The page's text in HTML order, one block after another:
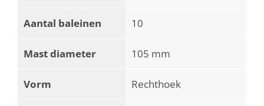
Aantal baleinen 10
Mast diameter 105 mm
Vorm Rechthoek